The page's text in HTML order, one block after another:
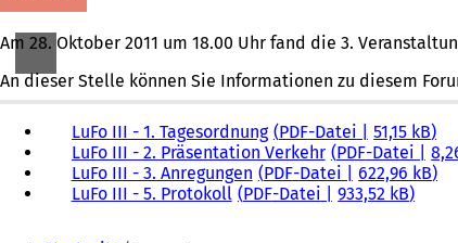
Am 28. Oktober 2011 um 18.00 Uhr fand die 3.
An dieser Stelle können Sie Informationen zu diesem
LuFo III - 1. Tagesordnung PDF-Datei
51,15 kB
LuFo III - 2. Präsentation Verkehr PDF-Datei
LuFo III - 3. Anregungen PDF-Datei
622,96 kB
LuFo III - 5. Protokoll PDF-Datei 933,52 kB
Sie